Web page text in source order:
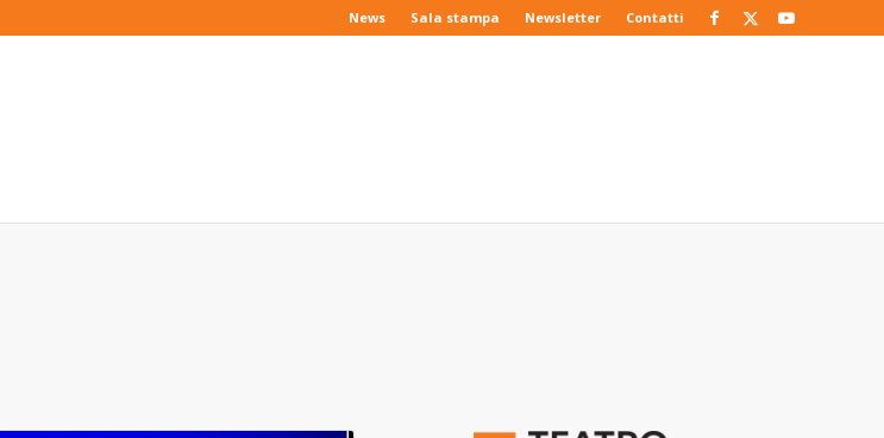
News Sala stampa Newsletter Contatti